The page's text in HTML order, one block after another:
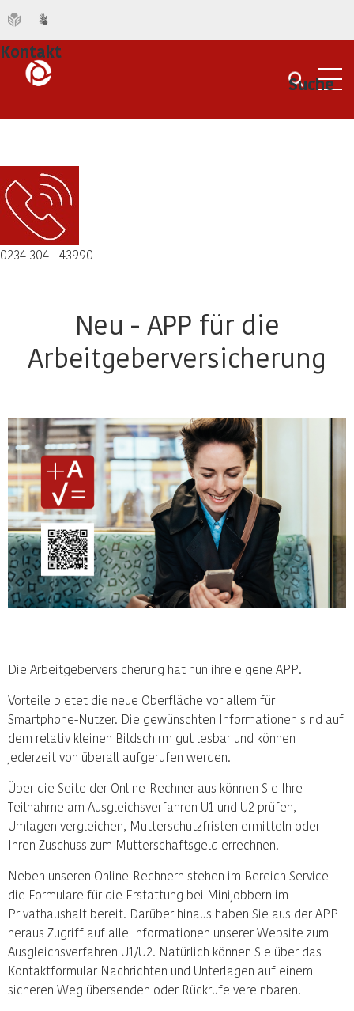
Suche
Kontakt
0234 304 - 43990
Neu - APP für die
Arbeitgeberversicherung
Die Arbeitgeberversicherung hat nun ihre eigene APP.
Vorteile bietet die neue Oberfläche vor allem für
Smartphone-Nutzer. Die gewünschten Informationen sind auf
dem relativ kleinen Bildschirm gut lesbar und können
jederzeit von überall aufgerufen werden.
Über die Seite der Online-Rechner aus können Sie Ihre
Teilnahme am Ausgleichsverfahren U1 und U2 prüfen,
Umlagen vergleichen, Mutterschutzfristen ermitteln oder
Ihren Zuschuss zum Mutterschaftsgeld errechnen.
Neben unseren Online-Rechnern stehen im Bereich Service
die Formulare für die Erstattung bei Minijobbern im
Privathaushalt bereit. Darüber hinaus haben Sie aus der APP
heraus Zugriff auf alle Informationen unserer Website zum
Ausgleichsverfahren U1/U2. Natürlich können Sie über das
Kontaktformular Nachrichten und Unterlagen auf einem
sicheren Weg übersenden oder Rückrufe vereinbaren.